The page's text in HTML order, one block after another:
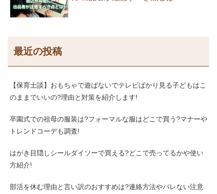
最近の投稿
【保育士談】おもちゃで遊ばないでテレビばかり見る子どもはこ
のままでいいの?理由と対策を紹介します!
卒園式での祖母の服装は?フォーマルな服はどこで買う?マナーや
トレンドコーデも調査!
はがき目隠しシールダイソーで買える?どこで売ってるかや使い
方紹介!
部活を休む理由と言い訳のおすすめは?連絡方法やバレない注意